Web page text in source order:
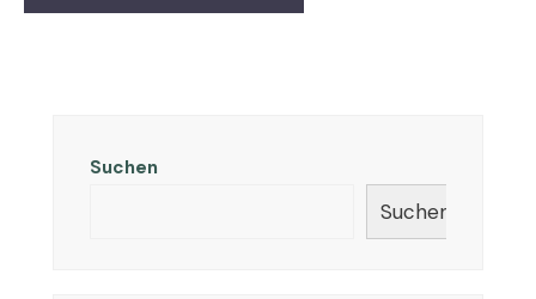
Suchen
Suchen